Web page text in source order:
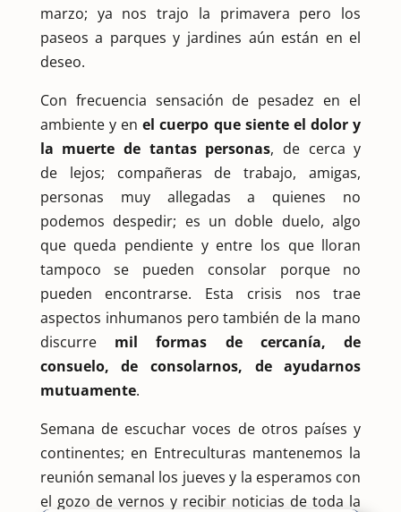
marzo; ya nos trajo la primavera pero los
paseos a parques y jardines aún están en el
deseo.
Con frecuencia sensación de pesadez en el
ambiente y enel cuerpo que siente el dolor y
la muerte de tantas personas, de cerca y
de lejos; compañeras de trabajo, amigas,
personas muy allegadas a quienes no
podemos despedir; es un doble duelo, algo
que queda pendiente y entre los que lloran
tampoco se pueden consolar porque no
pueden encontrarse. Esta crisis nos trae
aspectos inhumanos pero también de la mano
discurre mil formas de cercanía, de
consuelo, de consolarnos, de ayudarnos
mutuamente.
Semana de escuchar voces de otros países y
continentes; en Entreculturas mantenemos la
reunión semanal los jueves y la esperamos con
el gozo de vernos y recibir noticias de toda la